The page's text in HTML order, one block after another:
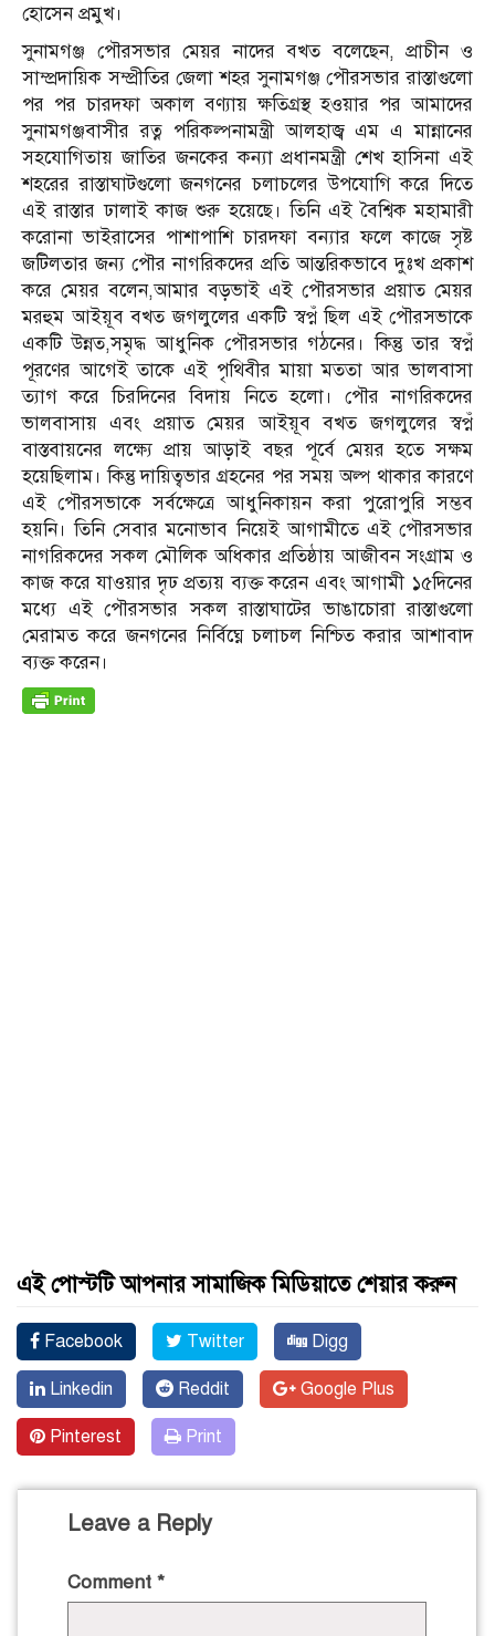
হোসেন প্রমুখ।
সুনামগঞ্জ পৌরসভার মেয়র নাদের বখত বলেছেন, প্রাচীন ও
সাম্প্রদায়িক সম্প্রীতির জেলা শহর সুনামগঞ্জ পৌরসভার রাস্তাগুলো
পর পর চারদফা অকাল বণ্যায় ক্ষতিগ্রস্থ হওয়ার পর আমাদের
সুনামগঞ্জবাসীর রত্ন পরিকল্পনামন্ত্রী আলহাজ্ব এম এ মান্নানের
সহযোগিতায় জাতির জনকের কন্যা প্রধানমন্ত্রী শেখ হাসিনা এই
শহরের রাস্তাঘাটগুলো জনগনের চলাচলের উপযোগি করে দিতে
এই রাস্তার ঢালাই কাজ শুরু হয়েছে। তিনি এই বৈশ্বিক মহামারী
করোনা ভাইরাসের পাশাপাশি চারদফা বন্যার ফলে কাজে সৃষ্ট
জটিলতার জন্য পৌর নাগরিকদের প্রতি আন্তরিকভাবে দুঃখ প্রকাশ
করে মেয়র বলেন,আমার বড়ভাই এই পৌরসভার প্রয়াত মেয়র
মরহুম আইয়ূব বখত জগলুলের একটি স্বপ্নঁ ছিল এই পৌরসভাকে
একটি উন্নত,সমৃদ্ধ আধুনিক পৌরসভার গঠনের। কিন্তু তার স্বপ্নঁ
পূরণের আগেই তাকে এই পৃথিবীর মায়া মততা আর ভালবাসা
ত্যাগ করে চিরদিনের বিদায় নিতে হলো। পৌর নাগরিকদের
ভালবাসায় এবং প্রয়াত মেয়র আইয়ূব বখত জগলুলের স্বপ্নঁ
বাস্তবায়নের লক্ষ্যে প্রায় আড়াই বছর পূর্বে মেয়র হতে সক্ষম
হয়েছিলাম। কিন্তু দায়িত্বভার গ্রহনের পর সময় অল্প থাকার কারণে
এই পৌরসভাকে সর্বক্ষেত্রে আধুনিকায়ন করা পুরোপুরি সম্ভব
হয়নি। তিনি সেবার মনোভাব নিয়েই আগামীতে এই পৌরসভার
নাগরিকদের সকল মৌলিক অধিকার প্রতিষ্ঠায় আজীবন সংগ্রাম ও
কাজ করে যাওয়ার দৃঢ প্রত্যয় ব্যক্ত করেন এবং আগামী ১৫দিনের
মধ্যে এই পৌরসভার সকল রাস্তাঘাটের ভাঙাচোরা রাস্তাগুলো
মেরামত করে জনগনের নির্বিঘ্নে চলাচল নিশ্চিত করার আশাবাদ
ব্যক্ত করেন।
এই পোস্টটি আপনার সামাজিক মিডিয়াতে শেয়ার করুন
Facebook Twitter Digg
Linkedin Reddit Google Plus
Pinterest Print
Leave a Reply
Comment *